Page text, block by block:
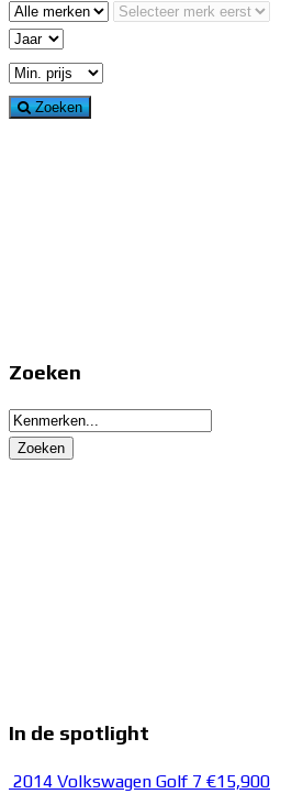
Zoeken
Zoeken
In de spotlight
2014 Volkswagen Golf 7 €15,900